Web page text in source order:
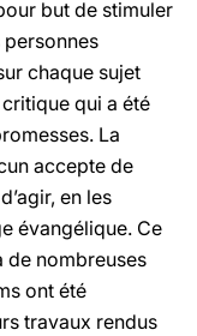
but de stimuler
chaque sujet
qui a été
La
accepte de
en les
évangélique. Ce
de nombreuses
ont été
travaux rendus